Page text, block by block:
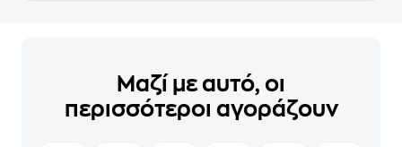
Μαζί με αυτό, οι
περισσότεροι αγοράζουν